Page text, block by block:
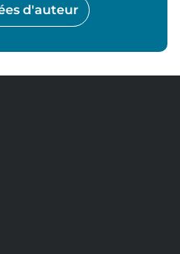
d'auteur